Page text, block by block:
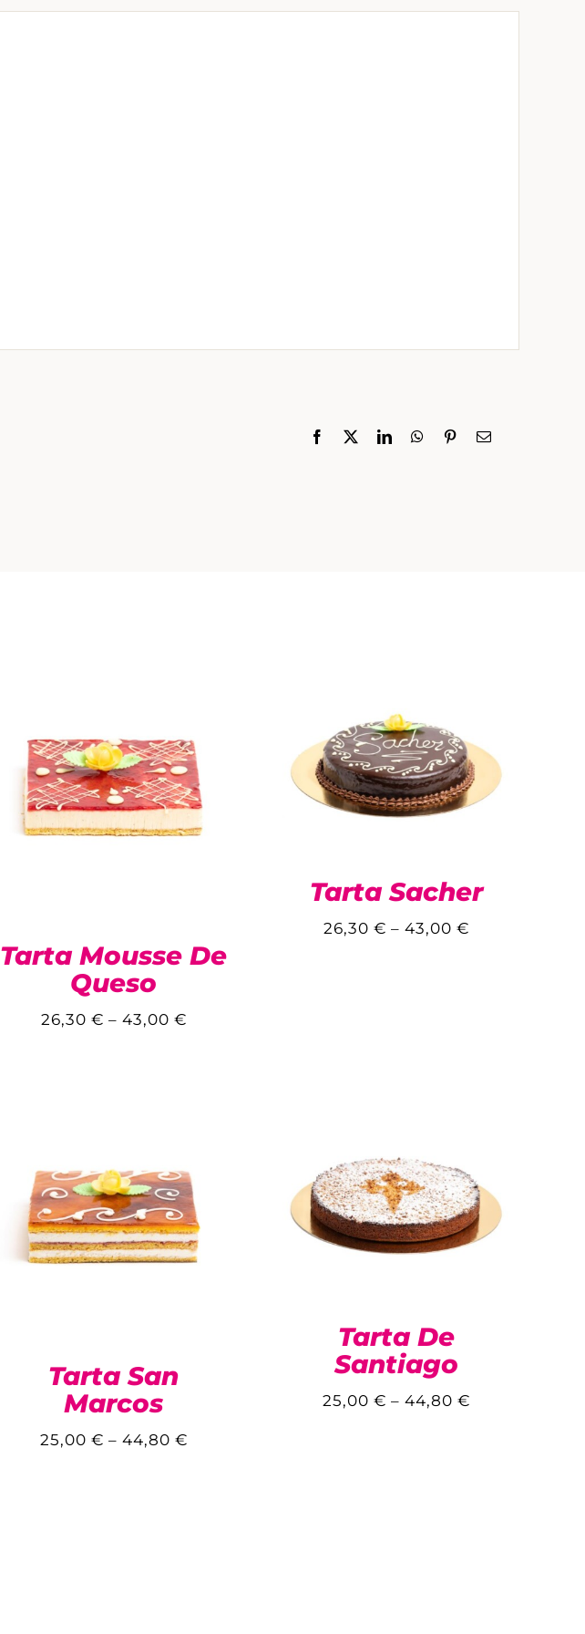
Tarta Mousse De
Queso
26,30 € – 43,00 €
Tarta Sacher
26,30 € – 43,00 €
Tarta San
Marcos
25,00 € – 44,80 €
Tarta De
Santiago
25,00 € – 44,80 €